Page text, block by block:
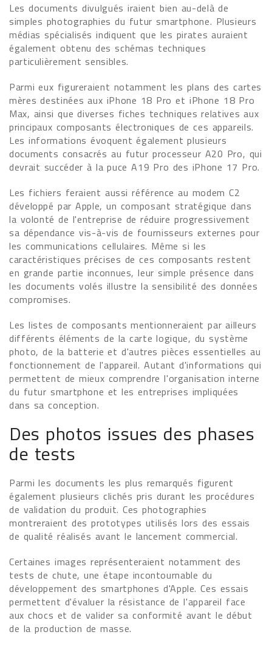
Les documents divulgués iraient bien au-delà de
simples photographies du futur smartphone. Plusieurs
médias spécialisés indiquent que les pirates auraient
également obtenu des schémas techniques
particulièrement sensibles.
Parmi eux figureraient notamment les plans des cartes
mères destinées aux iPhone 18 Pro et iPhone 18 Pro
Max, ainsi que diverses fiches techniques relatives aux
principaux composants électroniques de ces appareils.
Les informations évoquent également plusieurs
documents consacrés au futur processeur A20 Pro, qui
devrait succéder à la puce A19 Pro des iPhone 17 Pro.
Les fichiers feraient aussi référence au modem C2
développé par Apple, un composant stratégique dans
la volonté de l'entreprise de réduire progressivement
sa dépendance vis-à-vis de fournisseurs externes pour
les communications cellulaires. Même si les
caractéristiques précises de ces composants restent
en grande partie inconnues, leur simple présence dans
les documents volés illustre la sensibilité des données
compromises.
Les listes de composants mentionneraient par ailleurs
différents éléments de la carte logique, du système
photo, de la batterie et d'autres pièces essentielles au
fonctionnement de l'appareil. Autant d'informations qui
permettent de mieux comprendre l'organisation interne
du futur smartphone et les entreprises impliquées
dans sa conception.
Des photos issues des phases
de tests
Parmi les documents les plus remarqués figurent
également plusieurs clichés pris durant les procédures
de validation du produit. Ces photographies
montreraient des prototypes utilisés lors des essais
de qualité réalisés avant le lancement commercial.
Certaines images représenteraient notamment des
tests de chute, une étape incontournable du
développement des smartphones d'Apple. Ces essais
permettent d'évaluer la résistance de l'appareil face
aux chocs et de valider sa conformité avant le début
de la production de masse.